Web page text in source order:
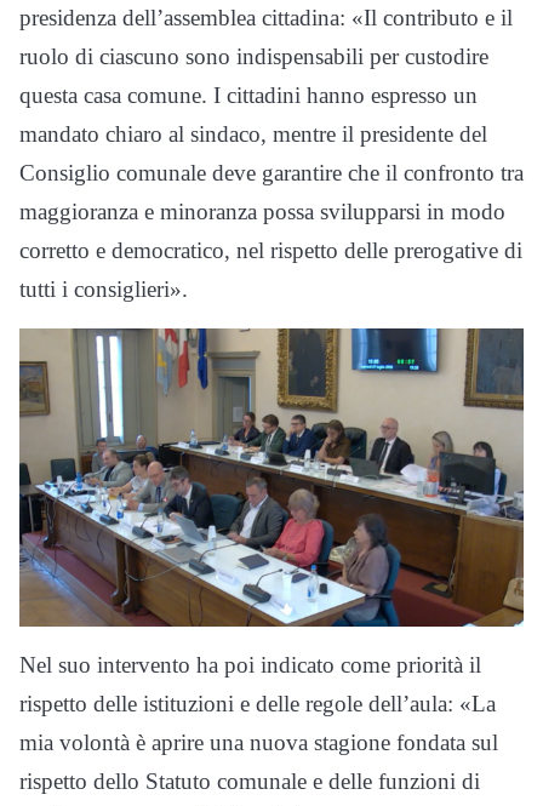
presidenza dell’assemblea cittadina: «Il contributo e il
ruolo di ciascuno sono indispensabili per custodire
questa casa comune. I cittadini hanno espresso un
mandato chiaro al sindaco, mentre il presidente del
Consiglio comunale deve garantire che il confronto tra
maggioranza e minoranza possa svilupparsi in modo
corretto e democratico, nel rispetto delle prerogative di
tutti i consiglieri».
Nel suo intervento ha poi indicato come priorità il
rispetto delle istituzioni e delle regole dell’aula: «La
mia volontà è aprire una nuova stagione fondata sul
rispetto dello Statuto comunale e delle funzioni di